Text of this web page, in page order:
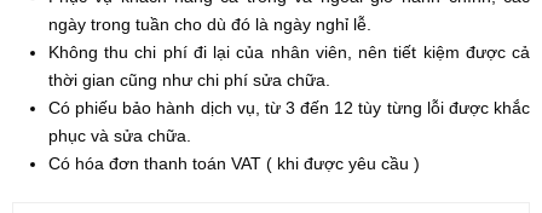
ngày trong tuần cho dù đó là ngày nghỉ lễ.
Không thu chi phí đi lại của nhân viên, nên tiết kiệm được cả
thời gian cũng như chi phí sửa chữa.
Có phiếu bảo hành dịch vụ, từ 3 đến 12 tùy từng lỗi được khắc
phục và sửa chữa.
Có hóa đơn thanh toán VAT ( khi được yêu cầu )